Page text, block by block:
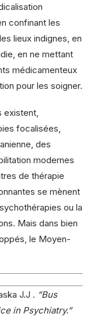
confinant les
lieux indignes, en
en ne mettant
médicamenteux
pour les soigner.
existent,
focalisées,
des
modernes
de thérapie
se mènent
ou la
Mais dans bien
le Moyen-
J.J . “Bus
in Psychiatry.”